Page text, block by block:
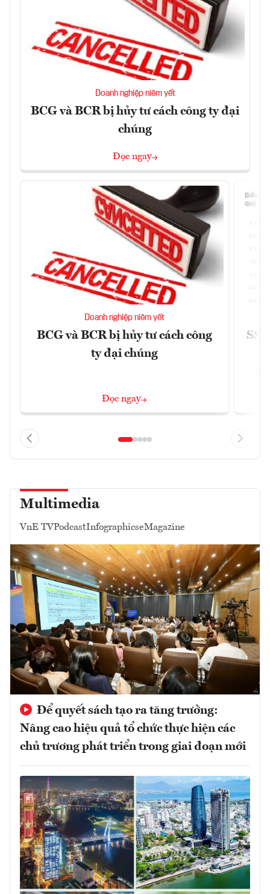
Doanh nghiệp niêm yết
BCG và BCR bị hủy tư cách công ty đại
chúng
Đọc ngay
Doanh nghiệp niêm yết
BCG và BCR bị hủy tư cách công
ty đại chúng
Đọc ngay
SSI
Multimedia
VnE TVPodcastInfographicseMagazine
Để quyết sách tạo ra tăng trưởng:
Nâng cao hiệu quả tổ chức thực hiện các
chủ trương phát triển trong giai đoạn mới